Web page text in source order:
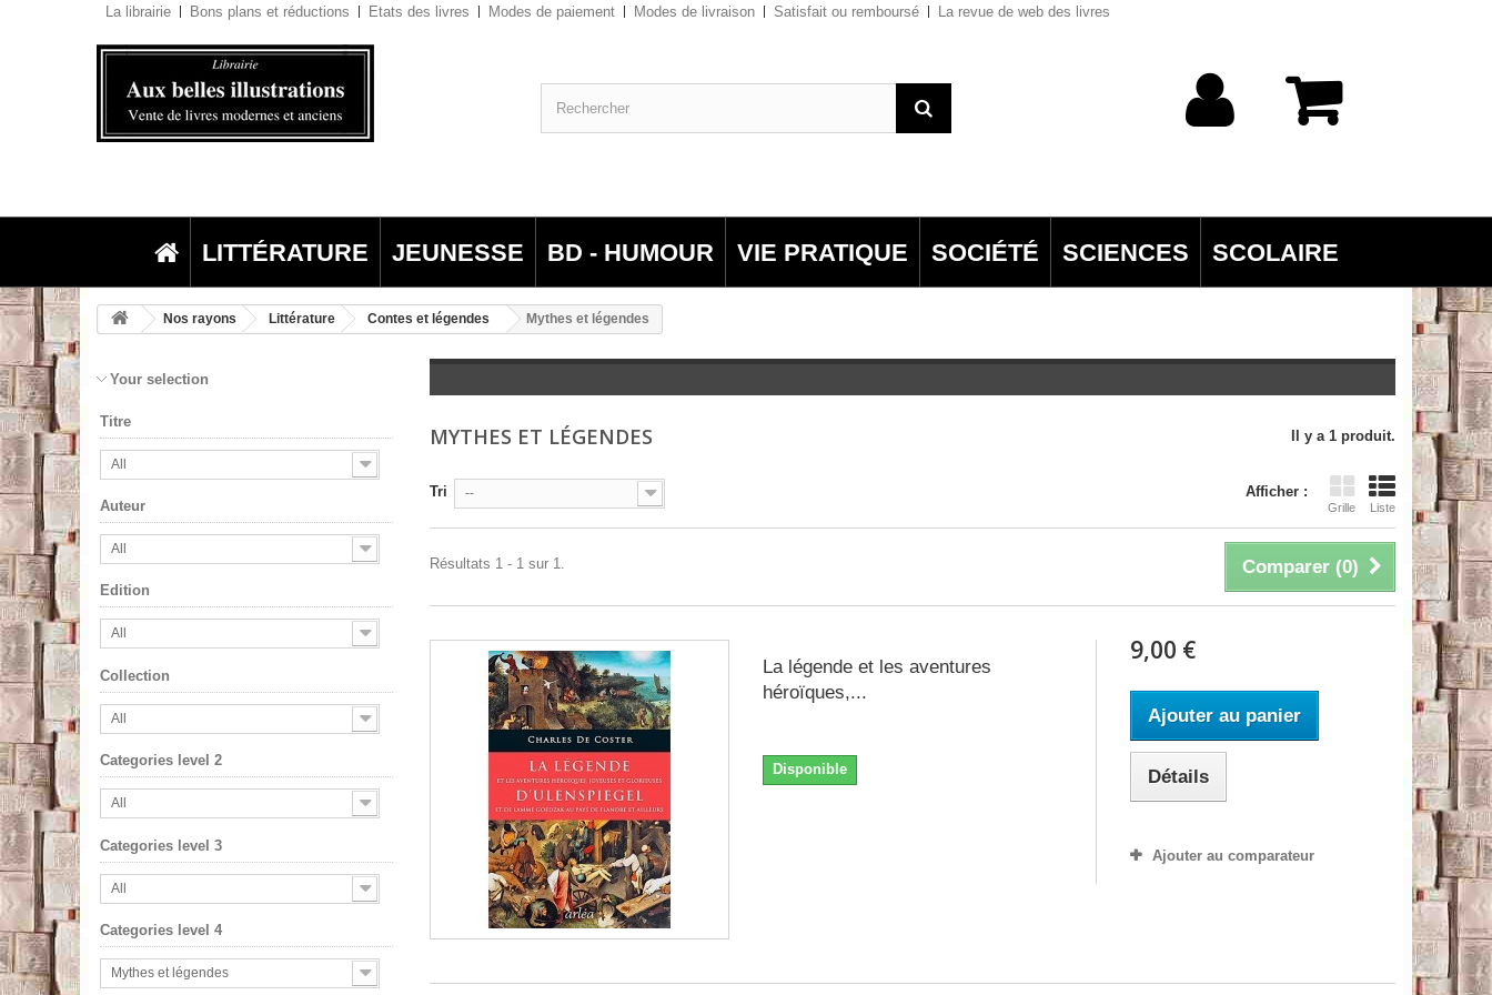
La librairie Bons plans et réductions Etats des livres Modes de paiement Modes de livraison Satisfait ou remboursé La revue de web des livres
LITTÉRATURE JEUNESSE BD - HUMOUR VIE PRATIQUE SOCIÉTÉ SCIENCES SCOLAIRE
Nos rayons Littérature Contes et légendes Mythes et légendes
Your selection
Titre
All
Auteur
All
Edition
All
Collection
All
Categories level 2
All
Categories level 3
All
Categories level 4
Mythes et légendes
MYTHES ET LÉGENDES Il y a 1 produit.
Afficher :
Grille Liste
Tri --
Comparer (0)
Résultats 1 - 1 sur 1.
La légende et les aventures
héroïques,...
Disponible
9,00 €
Ajouter au panier
Détails
Ajouter au comparateur